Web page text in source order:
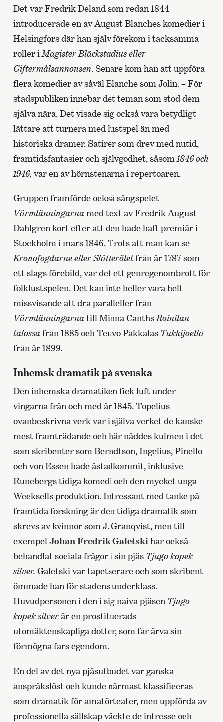
Det var Fredrik Deland som redan 1844
introducerade en av August Blanches komedier i
Helsingfors där han själv förekom i tacksamma
roller i Magister Bläckstadius eller
Giftermålsannonsen. Senare kom han att uppföra
flera komedier av såväl Blanche som Jolin. – För
stadspubliken innebar det teman som stod dem
själva nära. Det visade sig också vara betydligt
lättare att turnera med lustspel än med
historiska dramer. Satirer som drev med nutid,
framtidsfantasier och självgodhet, såsom 1846 och
1946, var en av hörnstenarna i repertoaren.
Gruppen framförde också sångspelet
Värmlänningarnamed text av Fredrik August
Dahlgren kort efter att den hade haft premiär i
Stockholm i mars 1846. Trots att man kan se
Kronofogdarne eller Slåtteröletfrån år 1787 som
ett slags förebild, var det ett genregenombrott för
folklustspelen. Det kan inte heller vara helt
missvisande att dra paralleller från
Värmlänningarnatill Minna Canths Roinilan
talossafrån 1885 och Teuvo Pakkalas Tukkijoella
från år 1899.
Inhemsk dramatik på svenska
Den inhemska dramatiken fick luft under
vingarna från och med år 1845. Topelius
ovanbeskrivna verk var i själva verket de kanske
mest framträdande och här nåddes kulmen i det
som skribenter som Berndtson, Ingelius, Pinello
och von Essen hade åstadkommit, inklusive
Runebergs tidiga komedi och den mycket unga
Wecksells produktion. Intressant med tanke på
framtida forskning är den tidiga dramatik som
skrevs av kvinnor som J. Granqvist, men till
exempelJohan Fredrik Galetskihar också
behandlat sociala frågor i sin pjäs Tjugo kopek
silver. Galetski var tapetserare och som skribent
ömmade han för stadens underklass.
Huvudpersonen i den i sig naiva pjäsen Tjugo
kopek silverär en prostituerads
utomäktenskapliga dotter, som får ärva sin
förmögna fars egendom.
En del av det nya pjäsutbudet var ganska
anspråkslöst och kunde närmast klassificeras
som dramatik för amatörteater, men uppförda av
professionella sällskap väckte de intresse och